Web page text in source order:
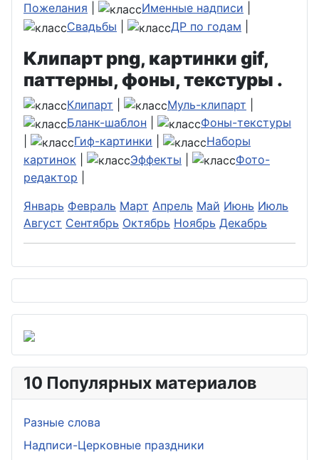
Пожелания
Именные надписи
Свадьбы
ДР по годам
Клипарт png, картинки gif,
паттерны, фоны, текстуры .
Клипарт Муль-клипарт
Бланк-шаблон
Фоны-текстуры
Гиф-картинки
Наборы
картинок
Эффекты
Фото-
редактор
Январь Февраль Март Апрель Май Июнь Июль
Август Сентябрь Октябрь Ноябрь Декабрь
10 Популярных материалов
Разные слова
Надписи-Церковные праздники